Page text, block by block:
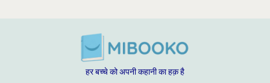
हर बच्चे को अपनी कहानी का हक़ है